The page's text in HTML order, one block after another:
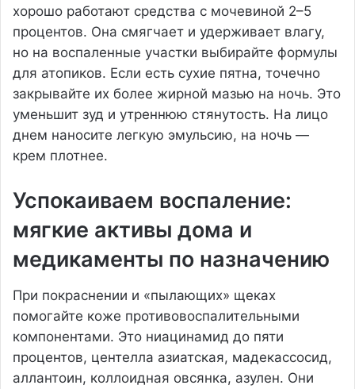
хорошо работают средства с мочевиной 2–5
процентов. Она смягчает и удерживает влагу,
но на воспаленные участки выбирайте формулы
для атопиков. Если есть сухие пятна, точечно
закрывайте их более жирной мазью на ночь. Это
уменьшит зуд и утреннюю стянутость. На лицо
днем наносите легкую эмульсию, на ночь —
крем плотнее.
Успокаиваем воспаление:
мягкие активы дома и
медикаменты по назначению
При покраснении и «пылающих» щеках
помогайте коже противовоспалительными
компонентами. Это ниацинамид до пяти
процентов, центелла азиатская, мадекассосид,
аллантоин, коллоидная овсянка, азулен. Они